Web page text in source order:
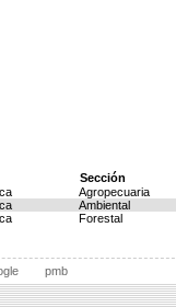
Sección
Agropecuaria
Ambiental
Forestal
pmb